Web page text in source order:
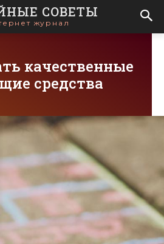
СОВЕТЫ
журнал
качественные
средства